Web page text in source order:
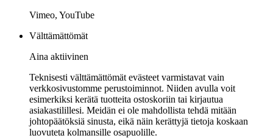
Vimeo, YouTube
Välttämättömät
Aina aktiivinen
Teknisesti välttämättömät evästeet varmistavat vain
verkkosivustomme perustoiminnot. Niiden avulla voit
esimerkiksi kerätä tuotteita ostoskoriin tai kirjautua
asiakastilillesi. Meidän ei ole mahdollista tehdä mitään
johtopäätöksiä sinusta, eikä näin kerättyjä tietoja koskaan
luovuteta kolmansille osapuolille.